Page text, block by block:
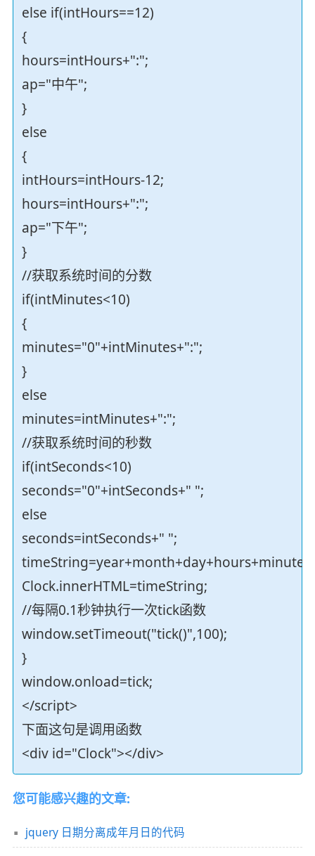
else if(intHours==12)
{
hours=intHours+":";
ap="中午";
}
else
{
intHours=intHours-12;
hours=intHours+":";
ap="下午";
}
//获取系统时间的分数
if(intMinutes<10)
{
minutes="0"+intMinutes+":";
}
else
minutes=intMinutes+":";
//获取系统时间的秒数
if(intSeconds<10)
seconds="0"+intSeconds+" ";
else
seconds=intSeconds+" ";
Clock.innerHTML=timeString;
//每隔0.1秒钟执行一次tick函数
window.setTimeout("tick()",100);
}
window.onload=tick;
</script>
下面这句是调用函数
<div id="Clock"></div>
您可能感兴趣的文章:
jquery 日期分离成年月日的代码